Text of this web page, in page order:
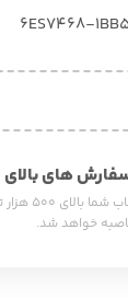
6ES7468-
های بالای ۵۰۰ تومان
چنان چه
خواهد شد.